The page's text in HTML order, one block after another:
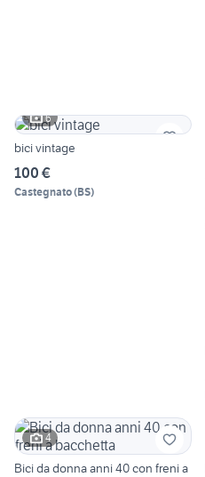
6
bici vintage
100 €
Castegnato(BS)
4
Bici da donna anni 40 con freni a